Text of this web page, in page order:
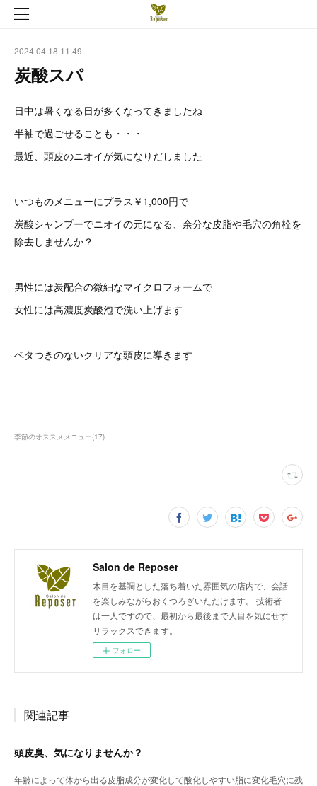
2024.04.18 11:49
炭酸スパ
日中は暑くなる日が多くなってきましたね
半袖で過ごせることも・・・
最近、頭皮のニオイが気になりだしました
いつものメニューにプラス￥1,000円で
炭酸シャンプーでニオイの元になる、余分な皮脂や毛穴の角栓を
除去しませんか？
男性には炭配合の微細なマイクロフォームで
女性には高濃度炭酸泡で洗い上げます
ベタつきのないクリアな頭皮に導きます
季節のオススメメニュー(17)
Salon de Reposer
木目を基調とした落ち着いた雰囲気の店内で、会話
を楽しみながらおくつろぎいただけます。 技術者
は一人ですので、最初から最後まで人目を気にせず
リラックスできます。
フォロー
関連記事
頭皮臭、気になりませんか？
年齢によって体から出る皮脂成分が変化して酸化しやすい脂に変化毛穴に残